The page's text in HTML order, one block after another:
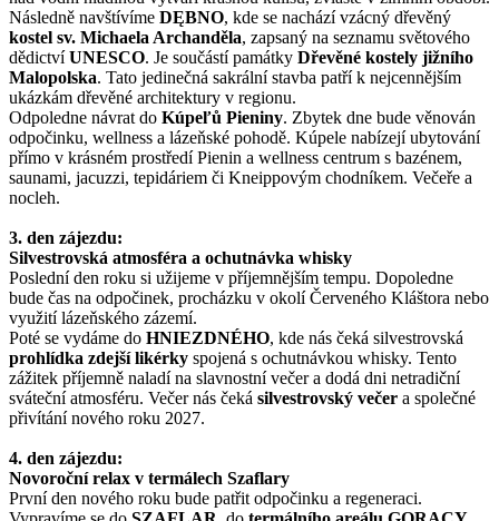
Následně navštívíme DĘBNO, kde se nachází vzácný dřevěný
kostel sv. Michaela Archanděla, zapsaný na seznamu světového
dědictvíUNESCO. Je součástí památky Dřevěné kostely jižního
Malopolska. Tato jedinečná sakrální stavba patří k nejcennějším
ukázkám dřevěné architektury v regionu.
Odpoledne návrat do Kúpeľů Pieniny. Zbytek dne bude věnován
odpočinku, wellness a lázeňské pohodě. Kúpele nabízejí ubytování
přímo v krásném prostředí Pienin a wellness centrum s bazénem,
saunami, jacuzzi, tepidáriem či Kneippovým chodníkem. Večeře a
nocleh.
3. den zájezdu:
Silvestrovská atmosféra a ochutnávka whisky
Poslední den roku si užijeme v příjemnějším tempu. Dopoledne
bude čas na odpočinek, procházku v okolí Červeného Kláštora nebo
využití lázeňského zázemí.
Poté se vydáme do HNIEZDNÉHO, kde nás čeká silvestrovská
prohlídka zdejší likérky spojená s ochutnávkou whisky. Tento
zážitek příjemně naladí na slavnostní večer a dodá dni netradiční
sváteční atmosféru. Večer nás čeká silvestrovský večer a společné
přivítání nového roku 2027.
4. den zájezdu:
Novoroční relax v termálech Szaflary
První den nového roku bude patřit odpočinku a regeneraci.